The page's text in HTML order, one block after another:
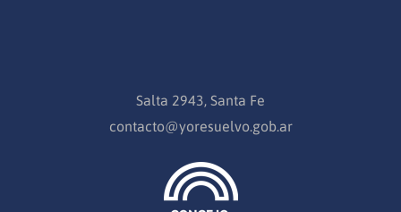
Salta 2943, Santa Fe
contacto@yoresuelvo.gob.ar